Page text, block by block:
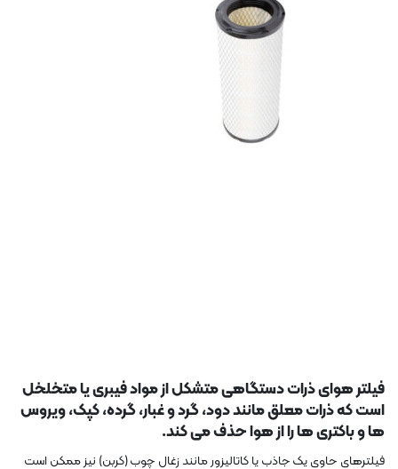
فیلتر هوای ذرات دستگاهی متشکل از مواد فیبری یا متخلخل
است که ذرات معلق مانند دود، گرد و غبار، گرده، کپک، ویروس
ها و باکتری ها را از هوا حذف می کند.
فیلترهای حاوی یک جاذب یا کاتالیزور مانند زغال چوب (کربن) نیز ممکن است